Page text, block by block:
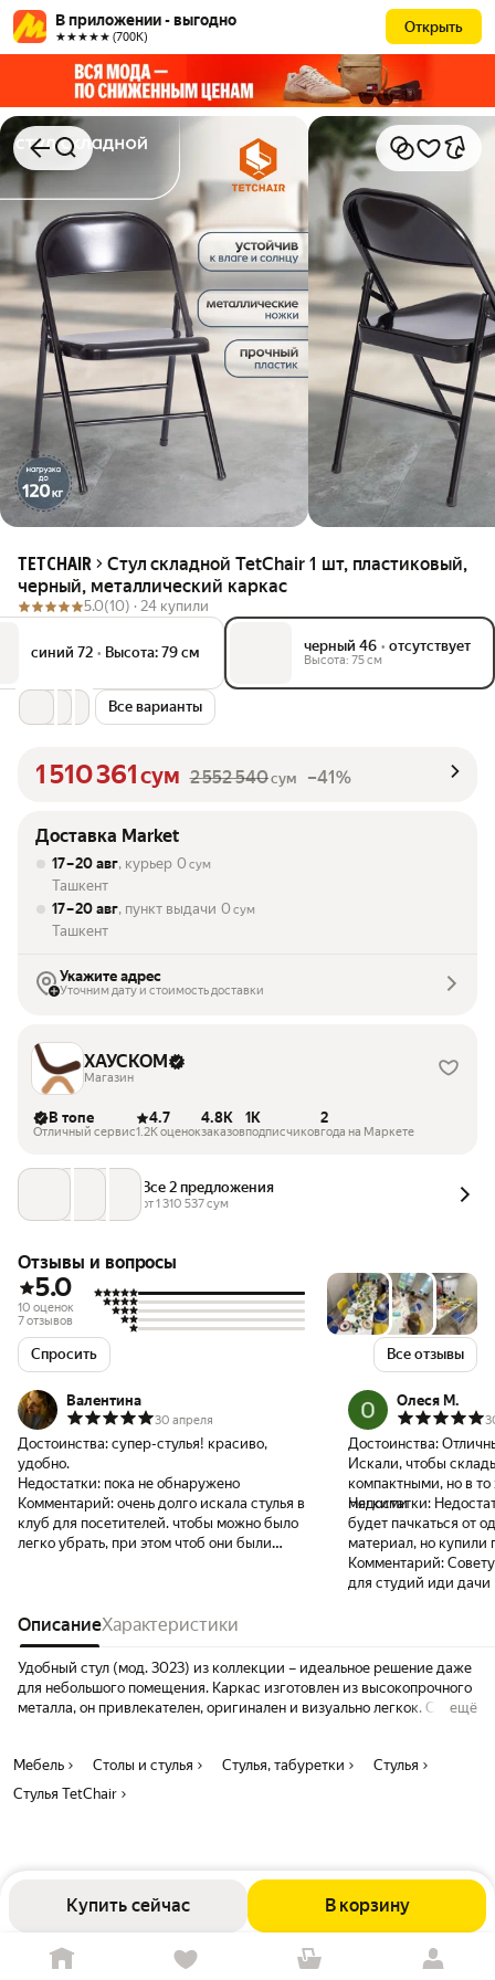
В приложении - выгодно
★★★★★ (700К)
Открыть
Купить сейчас В корзину
TETCHAIR
Стул складной TetChair 1 шт, пластиковый,
черный, металлический каркас
5.0(10) · 24 купили
синий 72 • Высота: 79 см черный 46 • отсутствует
Высота: 75 см
Все варианты
1 510 361сум 2 552 540сум –41%
Доставка Market
17 – 20 авг, курьер 0 сум
Ташкент
17 – 20 авг, пункт выдачи 0 сум
Ташкент
Укажите адрес
Уточним дату и стоимость доставки
ХАУСКОМ
Магазин
В топе
Отличный сервис
4.7
1.2K оценок
4.8K
заказов
1K
подписчиков
2
года на Маркете
Все 2 предложения
от 1 310 537 сум
Отзывы и вопросы
5.0
10 оценок
7 отзывов
Спросить Все отзывы
Валентина
30 апреля
Достоинства: супер-стулья! красиво,
удобно.
Недостатки: пока не обнаружено
Комментарий: очень долго искала стулья в
клуб для посетителей. чтобы можно было
легко убрать, при этом чтоб они были
ощущение, что они кривоватые. но после
нескольких сидений все выравнивается.
подушки только чуть неровно приклеены. у
кого глаз-алмаз может раздражать, для
меня норм, на функционале вообще никак
Олеся М.
Достоинства:
Искали, чтобы
компактными, но в
мягкими
Недостатки:
будет пачкаться от
материал, но купили
Комментарий:
для студий иди дачи
ОписаниеХарактеристики
Удобный стул (мод. 3023) из коллекции – идеальное решение даже
для небольшого помещения. Каркас изготовлен из высокопрочного
металла, он привлекателен, оригинален и визуально легкок. Стул
необходимости. Он легко складывается и раскладывается, не
занимает много места при хранении. Стул не требует сложного
ухода и будет долгие годы радовать вас своим первоначальным
ещё
Мебель Столы и стулья Стулья, табуретки
Стулья
Стулья TetChair